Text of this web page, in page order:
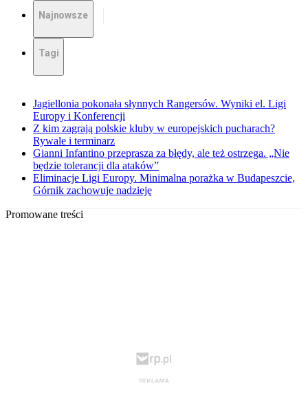
Najnowsze
Tagi
Jagiellonia pokonała słynnych Rangersów. Wyniki el. Ligi
Europy i Konferencji
Z kim zagrają polskie kluby w europejskich pucharach?
Rywale i terminarz
Gianni Infantino przeprasza za błędy, ale też ostrzega. „Nie
będzie tolerancji dla ataków”
Eliminacje Ligi Europy. Minimalna porażka w Budapeszcie,
Górnik zachowuje nadzieję
Promowane treści